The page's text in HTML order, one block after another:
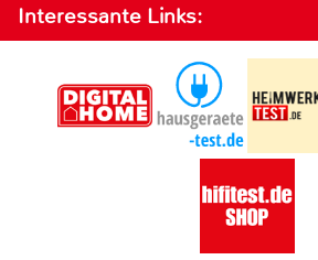
Interessante Links: